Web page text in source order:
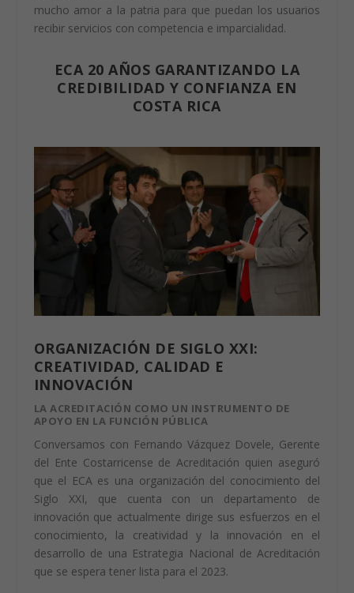
mucho amor a la patria para que puedan los usuarios
recibir servicios con competencia e imparcialidad.
ECA 20 AÑOS GARANTIZANDO LA
CREDIBILIDAD Y CONFIANZA EN
COSTA RICA
ORGANIZACIÓN DE SIGLO XXI:
CREATIVIDAD, CALIDAD E
INNOVACIÓN
LA ACREDITACIÓN COMO UN INSTRUMENTO DE
APOYO EN LA FUNCIÓN PÚBLICA
Conversamos con Fernando Vázquez Dovele, Gerente
del Ente Costarricense de Acreditación quien aseguró